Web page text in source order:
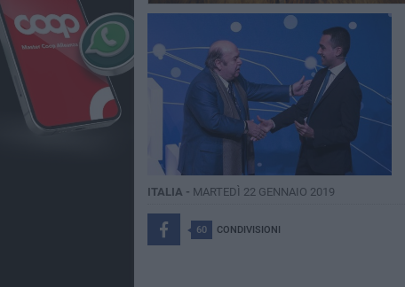
ITALIA - MARTEDÌ 22 GENNAIO 2019
60 CONDIVISIONI